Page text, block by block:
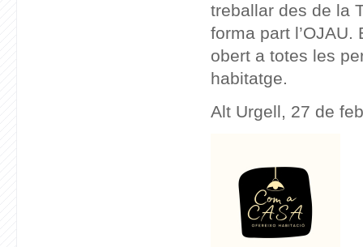
treballar des de la
forma part
obert a totes les
habitatge.
Alt Urgell, 27 de